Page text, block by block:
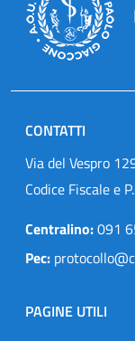
CONTATTI
Via del Vespro
Codice Fiscale e
Centralino:091
Pec:
PAGINE UTILI